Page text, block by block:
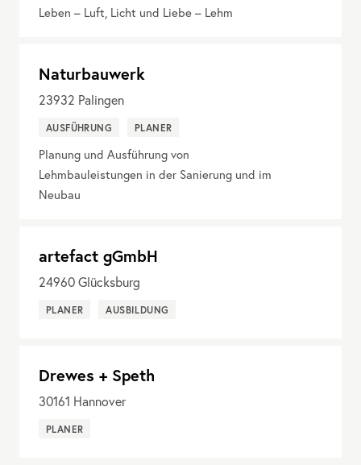
Leben – Luft, Licht und Liebe – Lehm
Naturbauwerk
23932 Palingen
AUSFÜHRUNG PLANER
Planung und Ausführung von
Lehmbauleistungen in der Sanierung und im
Neubau
artefact gGmbH
24960Glücksburg
PLANER AUSBILDUNG
Drewes + Speth
30161 Hannover
PLANER